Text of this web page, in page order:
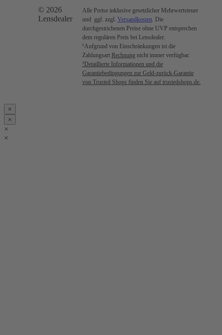
© 2026
Lensdealer
Alle Preise inklusive gesetzlicher Mehrwertsteuer
und ggf. zzgl. Versandkosten. Die
durchgestrichenen Preise ohne UVP entsprechen
dem regulären Preis bei Lensdealer.
¹Aufgrund von Einschränkungen ist die
Zahlungsart Rechnungnicht immer verfügbar.
²Detaillierte Informationen und die
Garantiebedingungen zur Geld-zurück-Garantie
von Trusted Shops finden Sie auf trustedshops.de.
×
×
×
×